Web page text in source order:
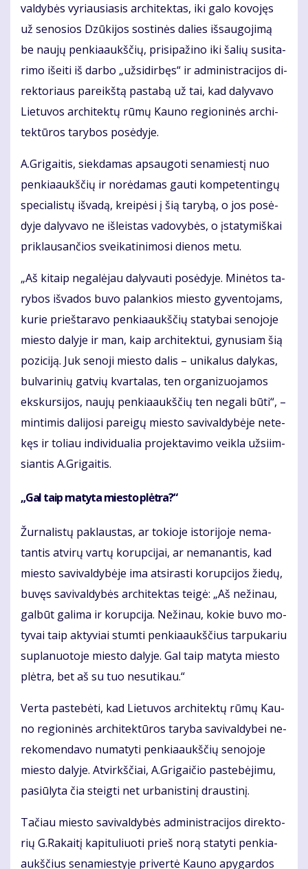
val­dy­bės vy­riau­sia­sis ar­chi­tek­tas, iki ga­lo ko­vo­jęs
už se­no­sios Dzū­ki­jos sos­ti­nės da­lies iš­sau­go­ji­mą
be nau­jų pen­kia­aukš­čių, pri­si­pa­ži­no iki ša­lių su­si­ta­
ri­mo iš­ei­ti iš dar­bo „už­si­dir­bęs“ ir ad­mi­nist­ra­ci­jos di­
rek­to­riaus pa­reikš­tą pa­sta­bą už tai, kad da­ly­va­vo
Lie­tu­vos ar­chi­tek­tų rū­mų Kau­no re­gio­ni­nės ar­chi­
tek­tū­ros ta­ry­bos po­sė­dy­je.
A.Gri­gai­tis, siek­da­mas ap­sau­go­ti se­na­mies­tį nuo
pen­kia­aukš­čių ir no­rė­da­mas gau­ti kom­pe­ten­tin­gų
spe­cia­lis­tų iš­va­dą, krei­pė­si į šią ta­ry­bą, o jos po­sė­
dy­je da­ly­va­vo ne iš­leis­tas va­do­vy­bės, o įsta­ty­miš­kai
pri­klau­san­čios svei­ka­ti­ni­mo­si die­nos me­tu.
„Aš ki­taip ne­ga­lė­jau da­ly­vau­ti po­sė­dy­je. Mi­nė­tos ta­
ry­bos iš­va­dos bu­vo pa­lan­kios mies­to gy­ven­to­jams,
ku­rie prieš­ta­ra­vo pen­kia­aukš­čių sta­ty­bai se­no­jo­je
mies­to da­ly­je ir man, kaip ar­chi­tek­tui, gy­nu­siam šią
po­zi­ci­ją. Juk se­no­ji mies­to da­lis – uni­ka­lus da­ly­kas,
bul­va­ri­nių gat­vių kvar­ta­las, ten or­ga­ni­zuo­ja­mos
eks­kur­si­jos, naujų pen­kia­aukš­čių ten negali būti“, –
min­ti­mis da­li­jo­si pa­rei­gų mies­to sa­vi­val­dy­bė­je ne­te­
kęs ir to­liau in­di­vi­du­a­lia pro­jek­ta­vi­mo veik­la už­si­im­
sian­tis A.Gri­gai­tis.
„Gal taip ma­ty­ta mies­to plėt­ra?“
Žur­na­lis­tų pa­klaus­tas, ar to­kio­je is­to­ri­jo­je ne­ma­
tan­tis at­vi­rų var­tų ko­rup­ci­jai, ar ne­ma­nan­tis, kad
mies­to sa­vi­val­dy­bė­je ima at­si­ras­ti ko­rup­ci­jos žie­dų,
bu­vęs sa­vi­val­dy­bės ar­chi­tek­tas tei­gė: „Aš neži­nau,
gal­būt ga­li­ma ir ko­rup­ci­ja. Ne­ži­nau, ko­kie bu­vo mo­
ty­vai taip aktyviai stum­ti pen­kia­aukš­čius tarpukariu
suplanuotoje mies­to da­ly­je. Gal taip ma­ty­ta mies­to
plėt­ra, bet aš su tuo ne­su­ti­kau.“
Ver­ta pa­ste­bė­ti, kad Lie­tu­vos ar­chi­tek­tų rū­mų Kau­
no re­gio­ni­nės ar­chi­tek­tū­ros ta­ry­ba sa­vi­val­dy­bei ne­
re­ko­men­da­vo nu­ma­ty­ti pen­kia­aukš­čių se­no­jo­je
mies­to da­ly­je. At­virkš­čiai, A.Gri­gai­čio pa­ste­bė­ji­mu,
pa­siū­ly­ta čia steig­ti net ur­ba­nis­ti­nį draus­ti­nį.
Ta­čiau mies­to sa­vi­val­dy­bės ad­mi­nist­ra­ci­jos di­rek­to­
rių G.Ra­kai­tį ka­pi­tu­liuo­ti prieš no­rą sta­ty­ti pen­kia­
aukš­čius se­na­mies­ty­je pri­ver­tė Kau­no apy­gar­dos